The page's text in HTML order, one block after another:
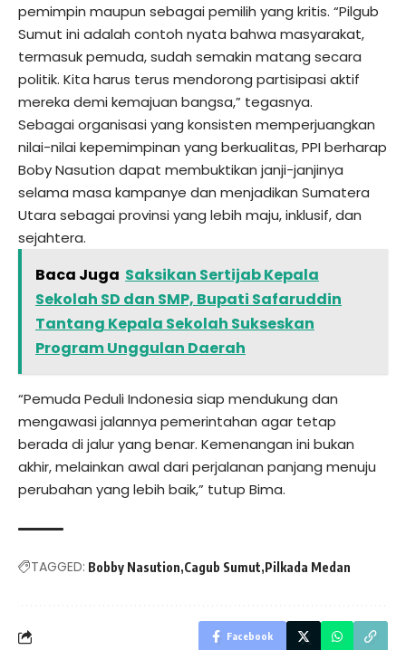
pemimpin maupun sebagai pemilih yang kritis. “Pilgub
Sumut ini adalah contoh nyata bahwa masyarakat,
termasuk pemuda, sudah semakin matang secara
politik. Kita harus terus mendorong partisipasi aktif
mereka demi kemajuan bangsa,” tegasnya.
Sebagai organisasi yang konsisten memperjuangkan
nilai-nilai kepemimpinan yang berkualitas, PPI berharap
Boby Nasution dapat membuktikan janji-janjinya
selama masa kampanye dan menjadikan Sumatera
Utara sebagai provinsi yang lebih maju, inklusif, dan
sejahtera.
Baca Juga Saksikan Sertijab Kepala
Sekolah SD dan SMP, Bupati Safaruddin
Tantang Kepala Sekolah Sukseskan
Program Unggulan Daerah
“Pemuda Peduli Indonesia siap mendukung dan
mengawasi jalannya pemerintahan agar tetap
berada di jalur yang benar. Kemenangan ini bukan
akhir, melainkan awal dari perjalanan panjang menuju
perubahan yang lebih baik,” tutup Bima.
TAGGED: Bobby Nasution Cagub Sumut Pilkada Medan
Facebook